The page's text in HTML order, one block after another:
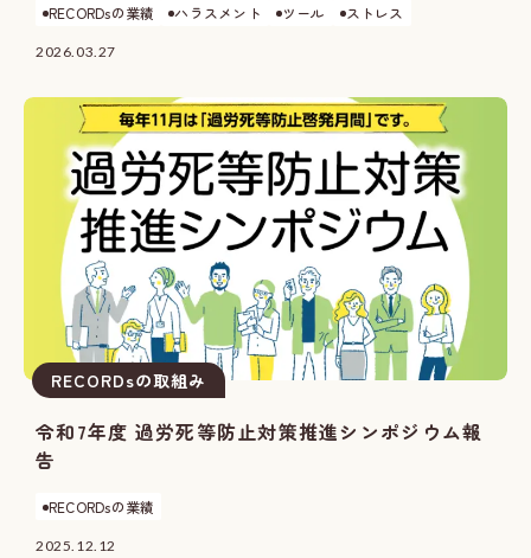
RECORDsの業績 ハラスメント ツール ストレス
2026.03.27
RECORDsの取組み
令和7年度 過労死等防止対策推進シンポジウム報
告
RECORDsの業績
2025.12.12